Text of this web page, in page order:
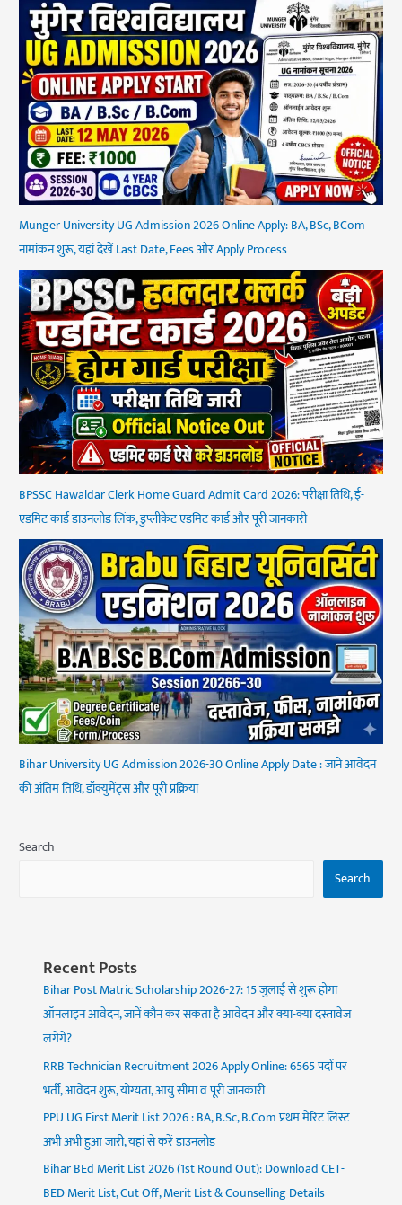
Munger University UG Admission 2026 Online Apply: BA, BSc, BCom
नामांकन शुरू, यहां देखें Last Date, Fees और Apply Process
BPSSC Hawaldar Clerk Home Guard Admit Card 2026: परीक्षा तिथि, ई-
एडमिट कार्ड डाउनलोड लिंक, डुप्लीकेट एडमिट कार्ड और पूरी जानकारी
Bihar University UG Admission 2026-30 Online Apply Date : जानें आवेदन
की अंतिम तिथि, डॉक्युमेंट्स और पूरी प्रक्रिया
Search
Search
Recent Posts
Bihar Post Matric Scholarship 2026-27: 15 जुलाई से शुरू होगा
ऑनलाइन आवेदन, जानें कौन कर सकता है आवेदन और क्या-क्या दस्तावेज
लगेंगे?
RRB Technician Recruitment 2026 Apply Online: 6565 पदों पर
भर्ती, आवेदन शुरू, योग्यता, आयु सीमा व पूरी जानकारी
PPU UG First Merit List 2026 : BA, B.Sc, B.Com प्रथम मेरिट लिस्ट
अभी अभी हुआ जारी, यहां से करें डाउनलोड
Bihar BEd Merit List 2026 (1st Round Out): Download CET-
BED Merit List, Cut Off, Merit List & Counselling Details